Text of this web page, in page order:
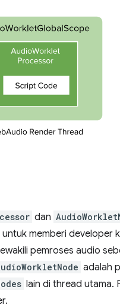
dan
memberi developer
pemroses audio
adalah
lain di thread utama.